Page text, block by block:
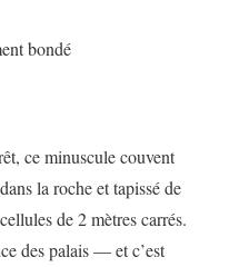
bondé
ce minuscule couvent
la roche et tapissé de
de 2 mètres carrés.
des palais — et c’est